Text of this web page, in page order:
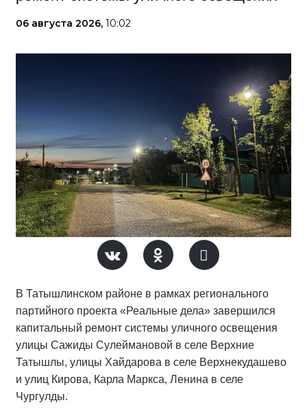
06 августа 2026, 10:02
В Татышлинском районе в рамках регионального
партийного проекта «Реальные дела» завершился
капитальный ремонт системы уличного освещения
улицы Сажиды Сулеймановой в селе Верхние
Татышлы, улицы Хайдарова в селе Верхнекудашево
и улиц Кирова, Карла Маркса, Ленина в селе
Чургулды.